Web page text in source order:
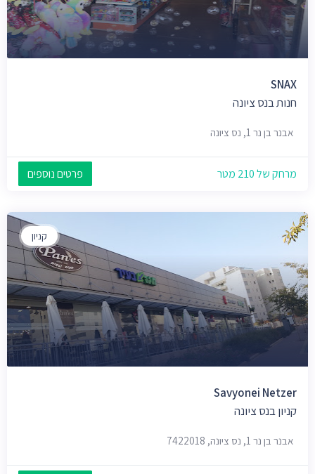
SNAX
חנות בנס ציונה
אבנר בן נר 1, נס ציונה
מרחק של 210 מטר פרטים נוספים
קניון
Savyonei Netzer
קניון בנס ציונה
אבנר בן נר 1, נס ציונה, 7422018